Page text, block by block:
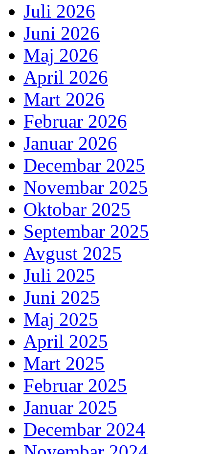
Juli 2026
Juni 2026
Maj 2026
April 2026
Mart 2026
Februar 2026
Januar 2026
Decembar 2025
Novembar 2025
Oktobar 2025
Septembar 2025
Avgust 2025
Juli 2025
Juni 2025
Maj 2025
April 2025
Mart 2025
Februar 2025
Januar 2025
Decembar 2024